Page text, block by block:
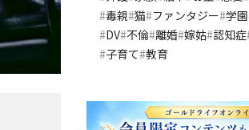
毒親 猫 ファンタジー 学園
DV 不倫 離婚 嫁姑 認知症
子育て 教育